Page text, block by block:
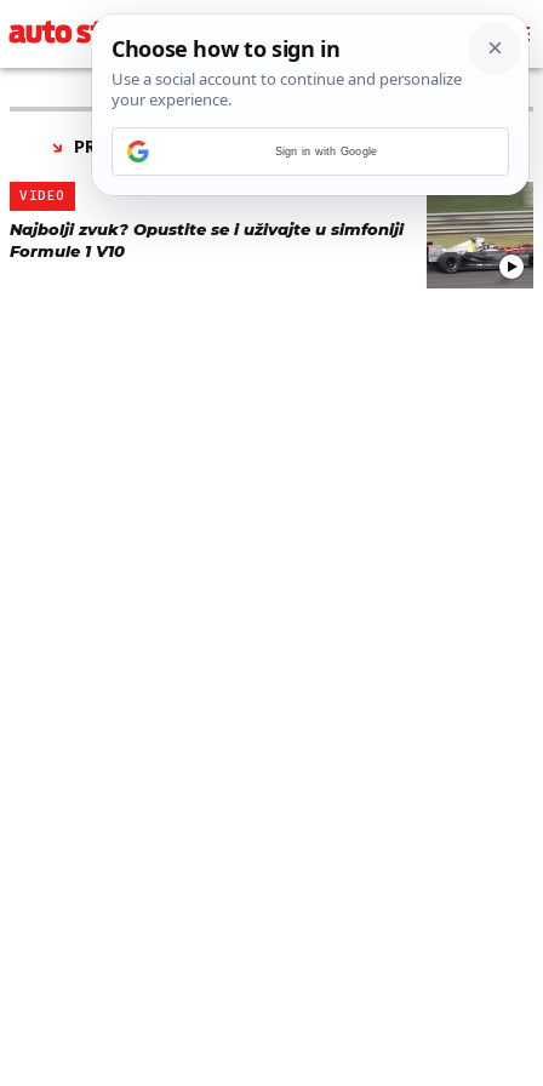
PRONAĐENO 1 REZULTATA ZA TAG “
VIDEO
Najbolji zvuk? Opustite se i uživajte u simfoniji
Formule 1 V10
Sign in with Google